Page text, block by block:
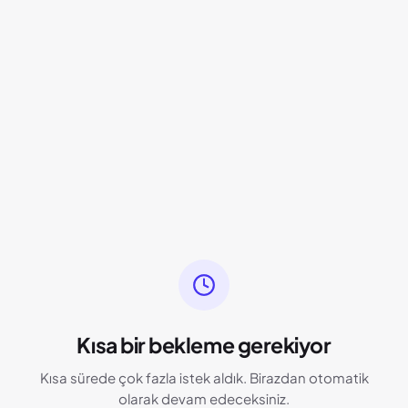
Kısa bir bekleme gerekiyor
Kısa sürede çok fazla istek aldık. Birazdan otomatik
olarak devam edeceksiniz.